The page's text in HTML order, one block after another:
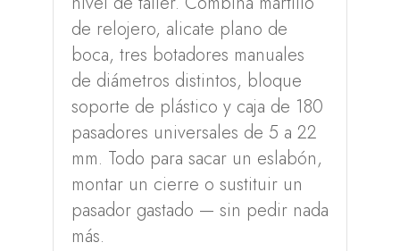
de relojero, alicate plano de
boca, tres botadores manuales
de diámetros distintos, bloque
soporte de plástico y caja de 180
pasadores universales de 5 a 22
mm. Todo para sacar un eslabón,
montar un cierre o sustituir un
pasador gastado — sin pedir nada
más.